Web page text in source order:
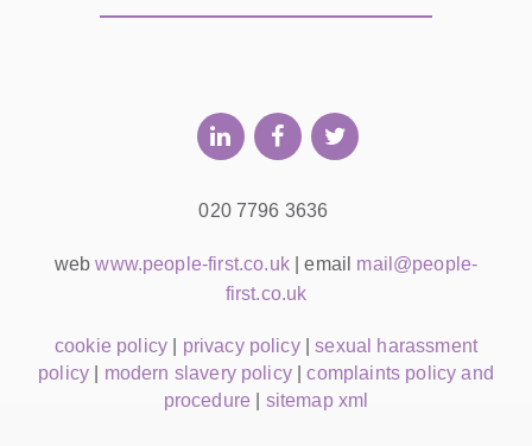
020 7796 3636
webwww.people-first.co.uk| email mail@people-
first.co.uk
cookie policy privacy policy|sexual harassment
policy
modern slavery policy|complaints policy and
procedure
sitemap xml